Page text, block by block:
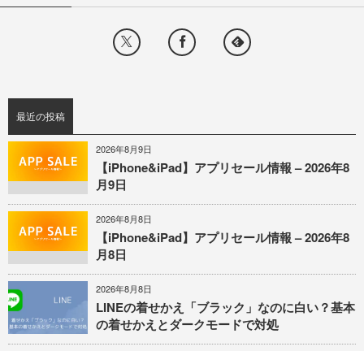
最近の投稿
2026年8月9日
【iPhone&iPad】アプリセール情報 – 2026年8
月9日
2026年8月8日
【iPhone&iPad】アプリセール情報 – 2026年8
月8日
2026年8月8日
LINEの着せかえ「ブラック」なのに白い？基本
の着せかえとダークモードで対処